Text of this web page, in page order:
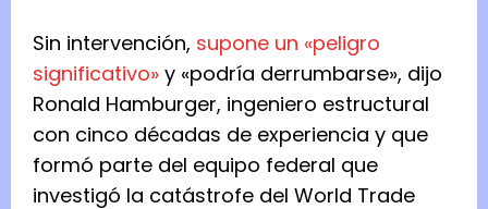
Sin intervención, supone un «peligro
significativo» y «podría derrumbarse», dijo
Ronald Hamburger, ingeniero estructural
con cinco décadas de experiencia y que
formó parte del equipo federal que
investigó la catástrofe del World Trade